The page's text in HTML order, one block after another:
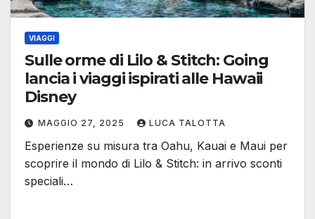
VIAGGI
Sulle orme di Lilo & Stitch: Going
lancia i viaggi ispirati alle Hawaii
Disney
MAGGIO 27, 2025 LUCA TALOTTA
Esperienze su misura tra Oahu, Kauai e Maui per
scoprire il mondo di Lilo & Stitch: in arrivo sconti
speciali…